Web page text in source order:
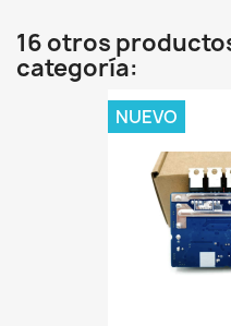
16 otros
categoría:
NUEVO